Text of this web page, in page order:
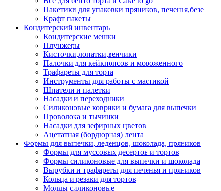
Пакетики для упаковки пряников, печенья,безе
Крафт пакеты
Кондитерский инвентарь
Кондитерские мешки
Плунжеры
Кисточки,лопатки,венчики
Палочки для кейкпопсов и мороженного
Трафареты для торта
Инструменты для работы с мастикой
Шпатели и палетки
Насадки и переходники
Силиконовые коврики и бумага для выпечки
Проволока и тычинки
Насадки для зефирных цветов
Ацетатная (бордюрная) лента
Формы для выпечки, леденцов, шоколада, пряников
Формы для муссовых десертов и тортов
Формы силиконовые для выпечки и шоколада
Вырубки и трафареты для печенья и пряников
Кольца и резаки для тортов
Молды силиконовые